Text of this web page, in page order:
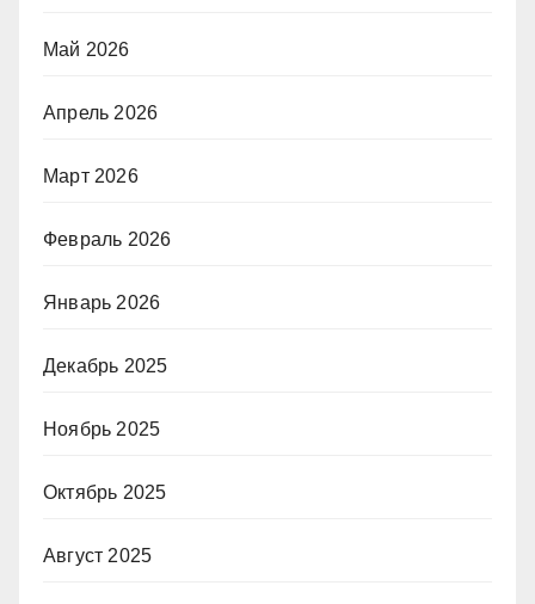
Май 2026
Апрель 2026
Март 2026
Февраль 2026
Январь 2026
Декабрь 2025
Ноябрь 2025
Октябрь 2025
Август 2025